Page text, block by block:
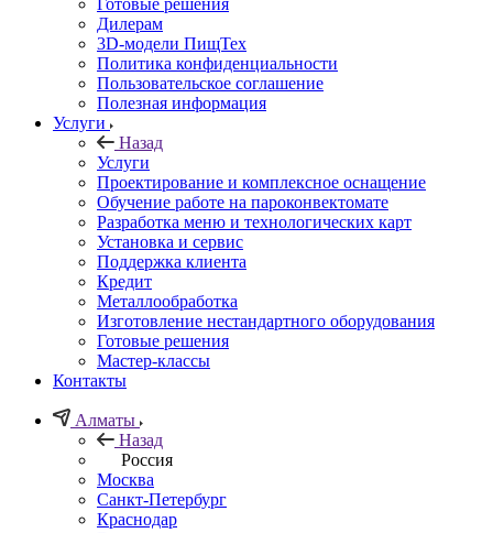
Готовые решения
Дилерам
3D-модели ПищТех
Политика конфиденциальности
Пользовательское соглашение
Полезная информация
Услуги
Назад
Услуги
Проектирование и комплексное оснащение
Обучение работе на пароконвектомате
Разработка меню и технологических карт
Установка и сервис
Поддержка клиента
Кредит
Металлообработка
Изготовление нестандартного оборудования
Готовые решения
Мастер-классы
Контакты
Алматы
Назад
Россия
Москва
Санкт-Петербург
Краснодар